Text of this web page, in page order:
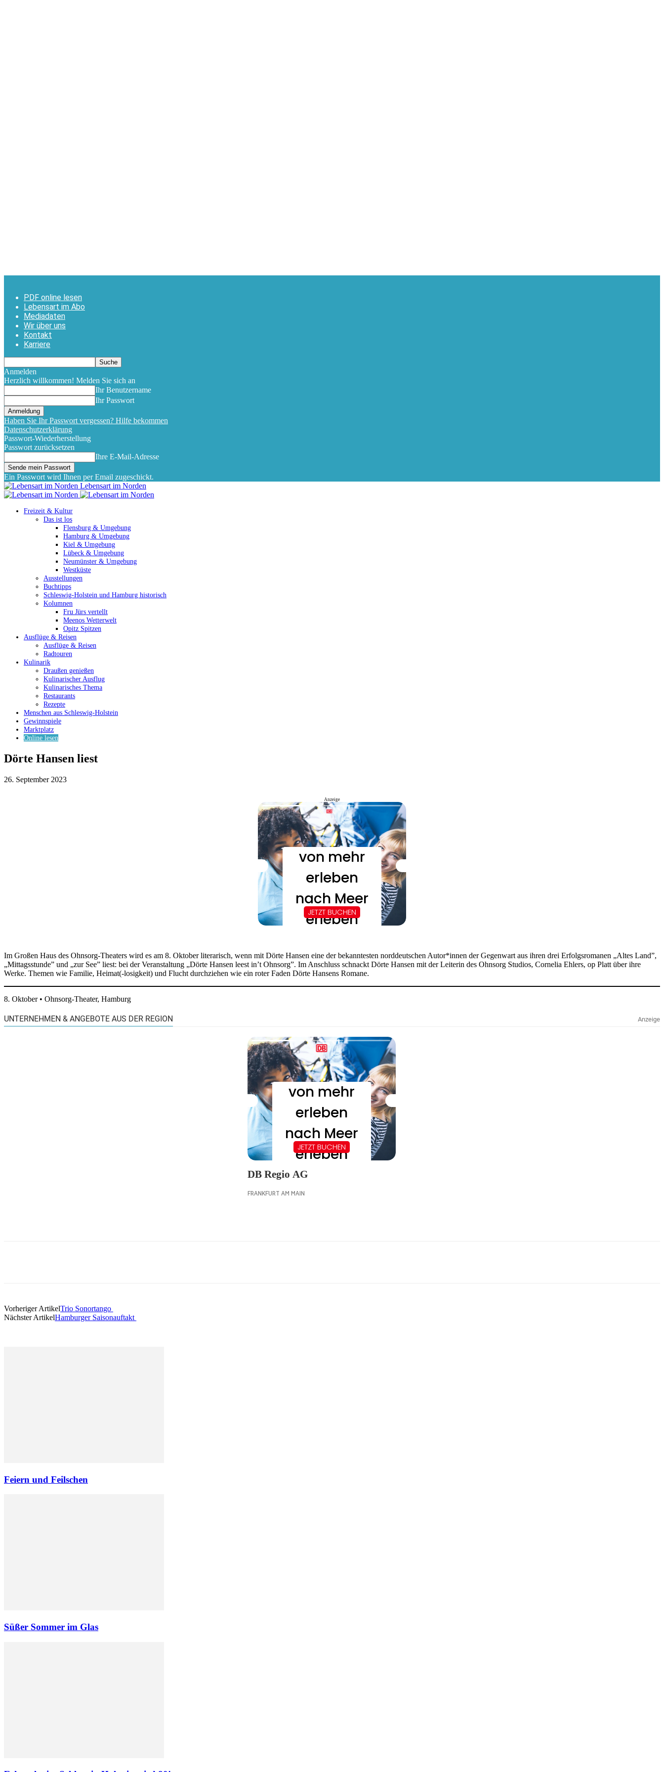
PDF online lesen
Lebensart im Abo
Mediadaten
Wir über uns
Kontakt
Karriere
Anmelden
Herzlich willkommen! Melden Sie sich an
Ihr Benutzername
Ihr Passwort
Haben Sie Ihr Passwort vergessen? Hilfe bekommen
Datenschutzerklärung
Passwort-Wiederherstellung
Passwort zurücksetzen
Ihre E-Mail-Adresse
Ein Passwort wird Ihnen per Email zugeschickt.
Lebensart im Norden
Freizeit & Kultur
Das ist los
Flensburg & Umgebung
Hamburg & Umgebung
Kiel & Umgebung
Lübeck & Umgebung
Neumünster & Umgebung
Westküste
Ausstellungen
Buchtipps
Schleswig-Holstein und Hamburg historisch
Kolumnen
Fru Jürs vertellt
Meenos Wetterwelt
Opitz Spitzen
Ausflüge & Reisen
Ausflüge & Reisen
Radtouren
Kulinarik
Draußen genießen
Kulinarischer Ausflug
Kulinarisches Thema
Restaurants
Rezepte
Menschen aus Schleswig-Holstein
Gewinnspiele
Marktplatz
Online lesen
Dörte Hansen liest
26. September 2023
Anzeige
Im Großen Haus des Ohnsorg-Theaters wird es am 8. Oktober literarisch, wenn mit Dörte Hansen eine der bekanntesten norddeutschen Autor*innen der Gegenwart aus ihren drei Erfolgsromanen „Altes Land”,
„Mittagsstunde” und „zur See” liest: bei der Veranstaltung „Dörte Hansen leest in’t Ohnsorg”. Im Anschluss schnackt Dörte Hansen mit der Leiterin des Ohnsorg Studios, Cornelia Ehlers, op Platt über ihre
Werke. Themen wie Familie, Heimat(-losigkeit) und Flucht durchziehen wie ein roter Faden Dörte Hansens Romane.
8. Oktober • Ohnsorg-Theater, Hamburg
Vorheriger ArtikelTrio Sonortango
Nächster ArtikelHamburger Saisonauftakt
Feiern und Feilschen
Süßer Sommer im Glas